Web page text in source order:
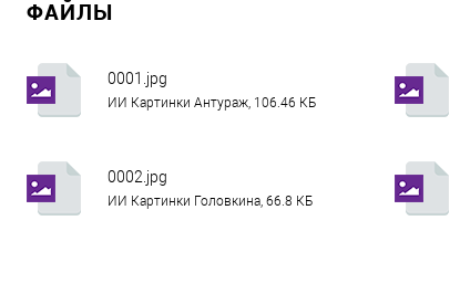
ФАЙЛЫ
0001.jpg
ИИ Картинки Антураж, 106.46 КБ
0002.jpg
ИИ Картинки Головкина, 66.8 КБ